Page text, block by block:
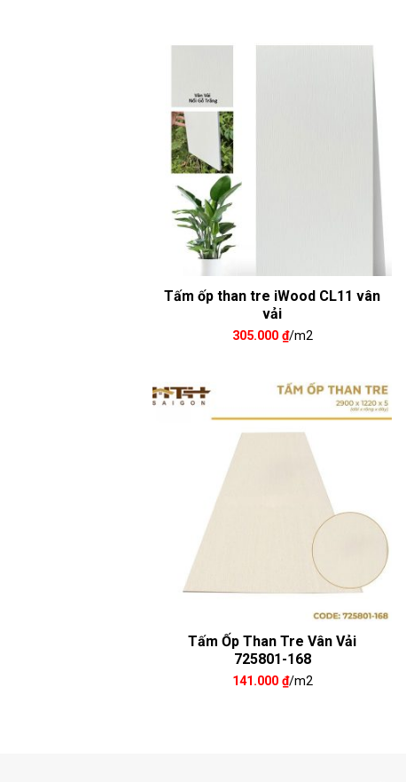
Tấm ốp than tre iWood CL11 vân
vải
305.000 ₫/m2
Tấm Ốp Than Tre Vân Vải
725801-168
141.000 ₫/m2